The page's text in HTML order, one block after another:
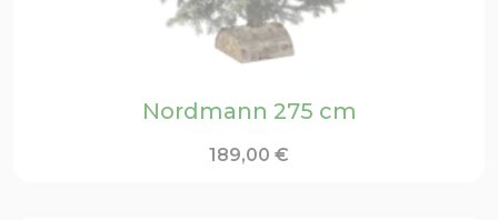
Nordmann 275 cm
189,00 €